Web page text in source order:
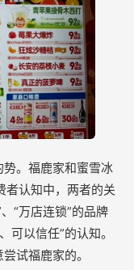
势。福鹿家和蜜雪冰
者认知中，两者的关
“万店连锁”的品牌
可以信任”的认知。
试福鹿家的。